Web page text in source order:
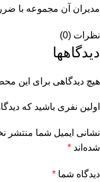
مدیران آن مجموعه با
نظرات (0)
دیدگاهها
هیچ دیدگاهی برای این
اولین نفری باشید که
نشانی ایمیل شما منتشر
شده‌اند *
دیدگاه شما *